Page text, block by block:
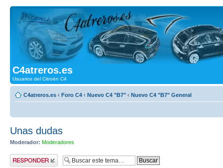
C4atreros.es
Usuarios del Citroën C4
C4atreros.es ‹ Foro C4 ‹ Nuevo C4 "B7" ‹ Nuevo C4 "B7" General
Unas dudas
Moderador: Moderadores
Publicar una
respuesta